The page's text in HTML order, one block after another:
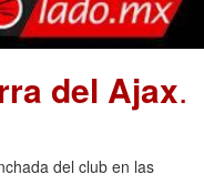
del Ajax.
del club en las